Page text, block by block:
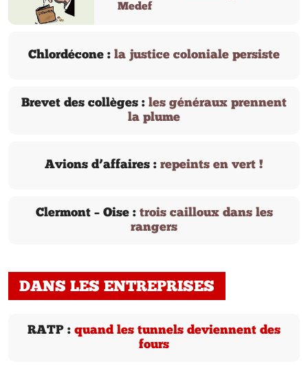
Medef
Chlordécone : la justice coloniale persiste
Brevet des collèges : les généraux prennent
la plume
Avions d’affaires : repeints en vert !
Clermont – Oise : trois cailloux dans les
rangers
DANS LES ENTREPRISES
RATP : quand les tunnels deviennent des
fours